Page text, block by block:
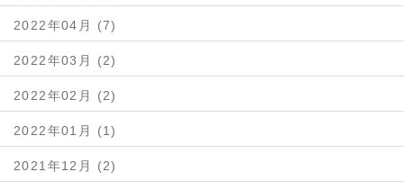
2022年04月 (7)
2022年03月 (2)
2022年02月 (2)
2022年01月 (1)
2021年12月 (2)